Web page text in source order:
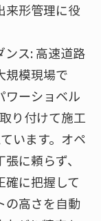
来形管理に役
ンス: 高速道路
規模現場で
ワーショベル
り付けて施工
います​。オペ
に頼らず、
確に把握して
の高さを自動